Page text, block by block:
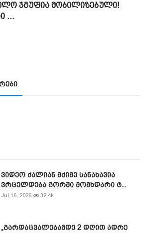
ჯგუფია მობილიზებული!
...
ვიდეო ძალიან მძიმე სანახავია
ვრცელდება გორში მომხდარი ტ...
Jul 16, 2026 32.4k
„გარდაცვალებამდე 2 დღით ადრე